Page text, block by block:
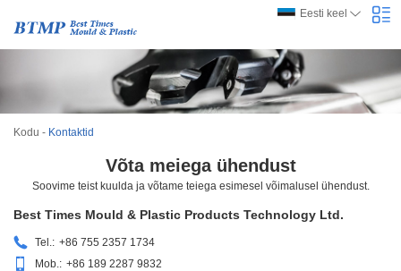
Eesti keel
Kodu - Kontaktid
Võta meiega ühendust
Soovime teist kuulda ja võtame teiega esimesel võimalusel ühendust.
Best Times Mould & Plastic Products Technology Ltd.
Tel.: +86 755 2357 1734
Mob.: +86 189 2287 9832